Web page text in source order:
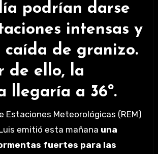
podrían darse
intensas y
caída de granizo.
de ello, la
llegaría a 36º.
Estaciones Meteorológicas (REM)
emitió esta mañana una
fuertes para las